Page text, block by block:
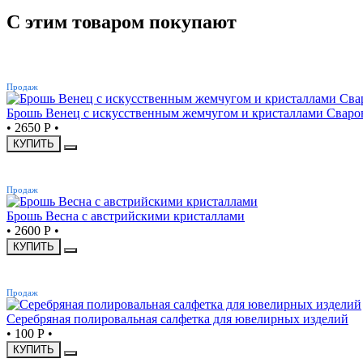
С этим товаром покупают
Продаж
Брошь Венец с искусственным жемчугом и кристаллами
• 2650 Р •
КУПИТЬ
Продаж
Брошь Весна с австрийскими кристаллами
• 2600 Р •
КУПИТЬ
Продаж
Серебряная полировальная салфетка для ювелирных изделий
• 100 Р •
КУПИТЬ